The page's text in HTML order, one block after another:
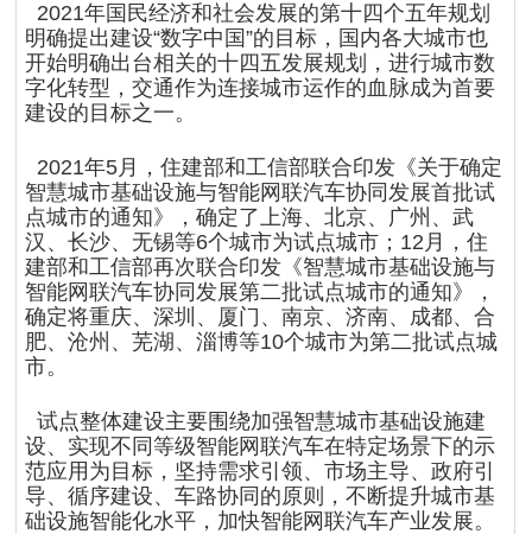
2021年国民经济和社会发展的第十四个五年规划
明确提出建设“数字中国”的目标，国内各大城市也
开始明确出台相关的十四五发展规划，进行城市数
字化转型，交通作为连接城市运作的血脉成为首要
建设的目标之一。
2021年5月，住建部和工信部联合印发《关于确定
智慧城市基础设施与智能网联汽车协同发展首批试
点城市的通知》，确定了上海、北京、广州、武
汉、长沙、无锡等6个城市为试点城市；12月，住
建部和工信部再次联合印发《智慧城市基础设施与
智能网联汽车协同发展第二批试点城市的通知》，
确定将重庆、深圳、厦门、南京、济南、成都、合
肥、沧州、芜湖、淄博等10个城市为第二批试点城
市。
试点整体建设主要围绕加强智慧城市基础设施建
设、实现不同等级智能网联汽车在特定场景下的示
范应用为目标，坚持需求引领、市场主导、政府引
导、循序建设、车路协同的原则，不断提升城市基
础设施智能化水平，加快智能网联汽车产业发展。